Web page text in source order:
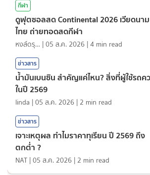
กีฬา
ดูฟุตซอลสด Continental 2026 เวียดนา
ไทย ถ่ายทอดสดกีฬา
หงส์ดรุณ |05 ส.ค. 2026 |4 min read
ข่าวสาร
น้ำมันเบนซิน สำคัญแค่ไหน? สิ่งที่ผู้ใช้รถค
ในปี 2569
linda |05 ส.ค. 2026 | 2 min read
ข่าวสาร
เจาะเหตุผล ทำไมราคาทุเรียน ปี 2569 ถึง
ตกต่ำ ?
NAT |05 ส.ค. 2026 | 2 min read